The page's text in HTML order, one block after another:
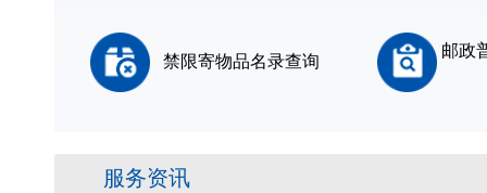
禁限寄物品名录查询
邮政
服务资讯